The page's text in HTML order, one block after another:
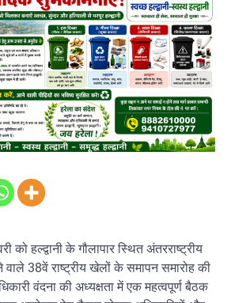
को हल्द्वानी के गौलापार स्थित अंतरराष्ट्रीय
38वें राष्ट्रीय खेलों के समापन समारोह की
वंदना की अध्यक्षता में एक महत्वपूर्ण बैठक